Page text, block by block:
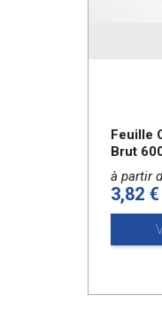
Feuille
Brut
à partir
3,82 €